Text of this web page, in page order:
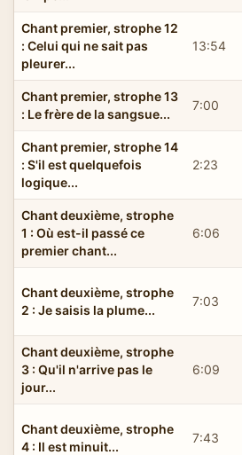
Chant premier, strophe 12
: Celui qui ne sait pas
pleurer...
13:54
Chant premier, strophe 13
: Le frère de la sangsue...
7:00
Chant premier, strophe 14
: S'il est quelquefois
logique...
2:23
Chant deuxième, strophe
1 : Où est-il passé ce
premier chant...
6:06
Chant deuxième, strophe
2 : Je saisis la plume...
7:03
Chant deuxième, strophe
3 : Qu'il n'arrive pas le
jour...
6:09
Chant deuxième, strophe
4 : Il est minuit...
7:43